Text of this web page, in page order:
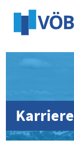
Karriere